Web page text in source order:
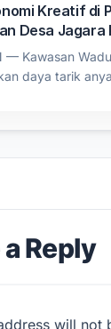
Kreatif di
Desa Jagara
— Kawasan
daya tarik
Reply
will not